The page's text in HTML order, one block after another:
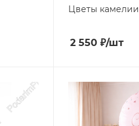
Цветы камелии
2 550₽/шт